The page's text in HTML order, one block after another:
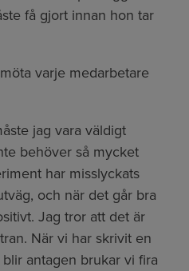
få gjort innan hon tar
varje medarbetare
jag vara väldigt
behöver så mycket
har misslyckats
och när det går bra
Jag tror att det är
När vi har skrivit en
antagen brukar vi fira